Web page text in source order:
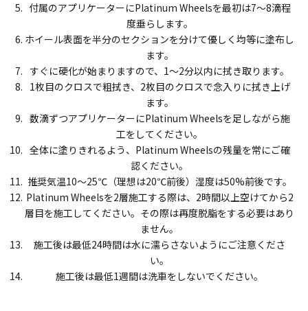
付属のアプリケーターにPlatinum Wheelsを最初は7〜8滴程
度垂らします。
ホイール表面を半分のセクションを分けて優しく均等に塗布し
ます。
すぐに硬化が始まりますので、1〜2分以内に拭き取ります。
1枚目のクロスで粗拭き、2枚目のクロスで念入りに拭き上げ
ます。
数滴ずつアプリケーターにPlatinum Wheelsを足しながら施
工をしてください。
全体に塗りきれるよう、Platinum Wheelsの残量を常にご確
認ください。
推奨気温10〜25℃（理想は20℃前後）湿度は50%前後です。
Platinum Wheelsを2層施工する際は、2時間以上空けてから2
層目を施工してください。その際は再度脱脂をする必要はあり
ません。
施工後は最低24時間は水に濡らさないようにご注意くださ
い。
施工後は最低1週間は洗車をしないでください。